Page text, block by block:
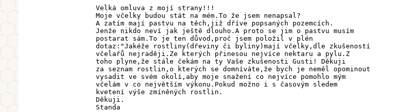
Velká omluva z mojí strany!!!
Moje včelky budou stát na mém.To že jsem nenapsal?
A zatím mají pastvu na těch,již dříve popsaných pozemcích.
Jenže nikdo neví jak ještě dlouho.A proto se jim o pastvu musím
postarat sám.To je ten důvod,proč jsem položil v plén
dotaz:"Jakéže rostliny(dřeviny či byliny)mají včelky,dle zkušeností
včelařů nejraději.Ze kterých přinesou nejvíce nektaru a pylu.Z
toho plyne,že stále čekám na ty Vaše zkušenosti Gusti! Děkuji
za seznam rostlin,o kterých se domníváte,že bych je neměl opominout
vysadit ve svém okolí,aby moje snažení co nejvíce pomohlo mým
včelám v co největším výkonu.Pokud možno i s časovým sledem
kvetení výše zmíněných rostlin.
Děkuji.
Standa